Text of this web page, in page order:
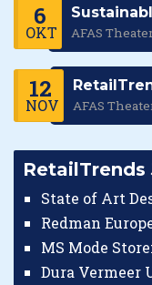
6
OKT AFAS
12
NOV AFAS
RetailTrends
State of Art
Redman
MS Mode
Dura Vermeer